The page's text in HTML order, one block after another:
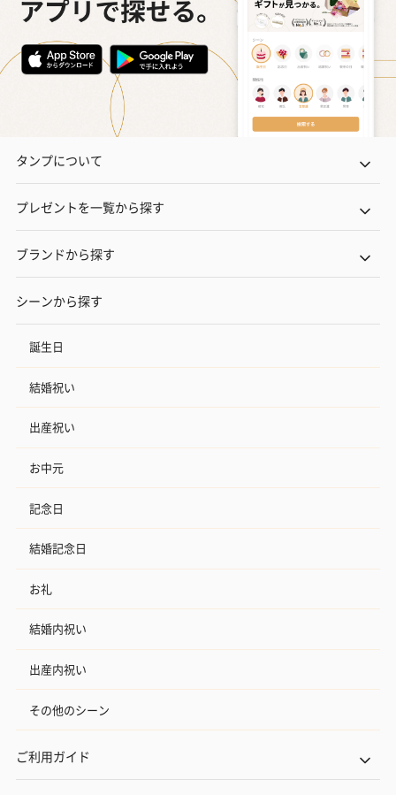
タンプについて
プレゼントを一覧から探す
ブランドから探す
シーンから探す
誕生日
結婚祝い
出産祝い
お中元
記念日
結婚記念日
お礼
結婚内祝い
出産内祝い
その他のシーン
ご利用ガイド